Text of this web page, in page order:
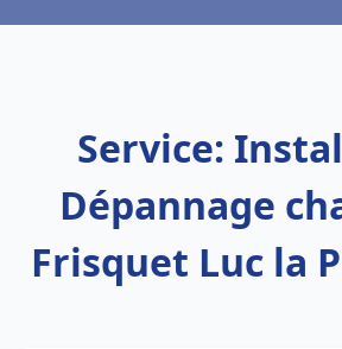
Service:
Dépannage
Frisquet Luc la